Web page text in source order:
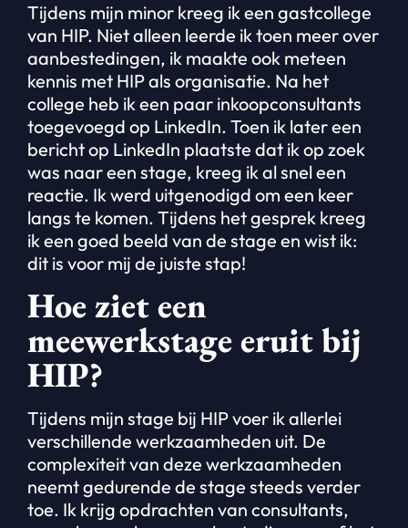
Tijdens mijn minor kreeg ik een gastcollege
van HIP. Niet alleen leerde ik toen meer over
aanbestedingen, ik maakte ook meteen
kennis met HIP als organisatie. Na het
college heb ik een paar inkoopconsultants
toegevoegd op LinkedIn. Toen ik later een
bericht op LinkedIn plaatste dat ik op zoek
was naar een stage, kreeg ik al snel een
reactie. Ik werd uitgenodigd om een keer
langs te komen. Tijdens het gesprek kreeg
ik een goed beeld van de stage en wist ik:
dit is voor mij de juiste stap!
Hoe ziet een
meewerkstage eruit bij
HIP?
Tijdens mijn stage bij HIP voer ik allerlei
verschillende werkzaamheden uit. De
complexiteit van deze werkzaamheden
neemt gedurende de stage steeds verder
toe. Ik krijg opdrachten van consultants,